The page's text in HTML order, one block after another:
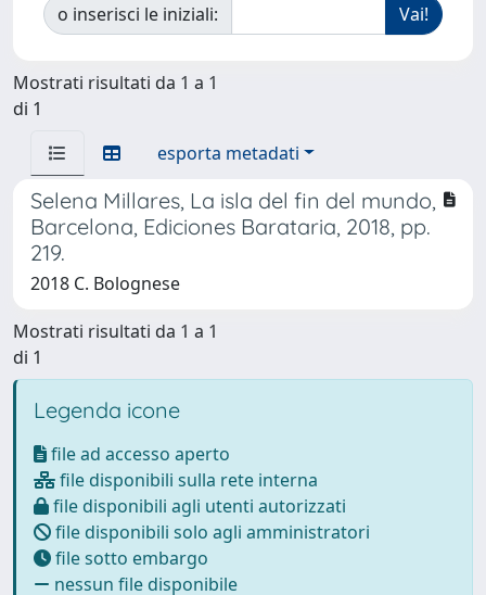
o inserisci le iniziali:
Mostrati risultati da 1 a 1
di 1
esporta metadati
Selena Millares, La isla del fin del mundo,
Barcelona, Ediciones Barataria, 2018, pp.
219.
2018 C. Bolognese
Mostrati risultati da 1 a 1
di 1
Legenda icone
file ad accesso aperto
file disponibili sulla rete interna
file disponibili agli utenti autorizzati
file disponibili solo agli amministratori
file sotto embargo
nessun file disponibile